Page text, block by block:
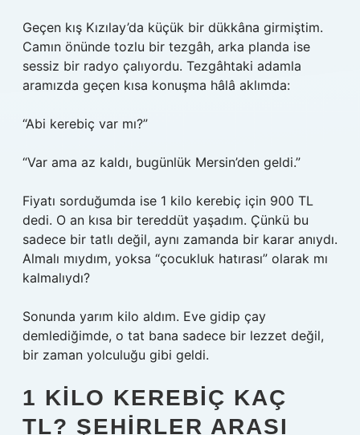
Geçen kış Kızılay’da küçük bir dükkâna girmiştim.
Camın önünde tozlu bir tezgâh, arka planda ise
sessiz bir radyo çalıyordu. Tezgâhtaki adamla
aramızda geçen kısa konuşma hâlâ aklımda:
“Abi kerebiç var mı?”
“Var ama az kaldı, bugünlük Mersin’den geldi.”
Fiyatı sorduğumda ise 1 kilo kerebiç için 900 TL
dedi. O an kısa bir tereddüt yaşadım. Çünkü bu
sadece bir tatlı değil, aynı zamanda bir karar anıydı.
Almalı mıydım, yoksa “çocukluk hatırası” olarak mı
kalmalıydı?
Sonunda yarım kilo aldım. Eve gidip çay
demlediğimde, o tat bana sadece bir lezzet değil,
bir zaman yolculuğu gibi geldi.
1 KILO KEREBIÇ KAÇ
TL? ŞEHIRLER ARASI